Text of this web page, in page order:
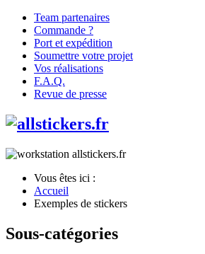
Team partenaires
Commande ?
Port et expédition
Soumettre votre projet
Vos réalisations
F.A.Q.
Revue de presse
Vous êtes ici :
Accueil
Exemples de stickers
Sous-catégories